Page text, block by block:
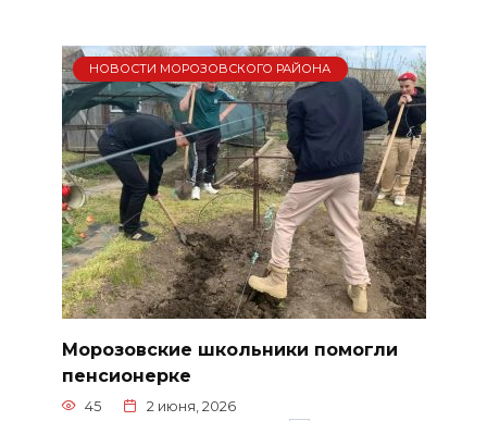
НОВОСТИ МОРОЗОВСКОГО РАЙОНА
Морозовские школьники помогли
пенсионерке
45 2 июня, 2026